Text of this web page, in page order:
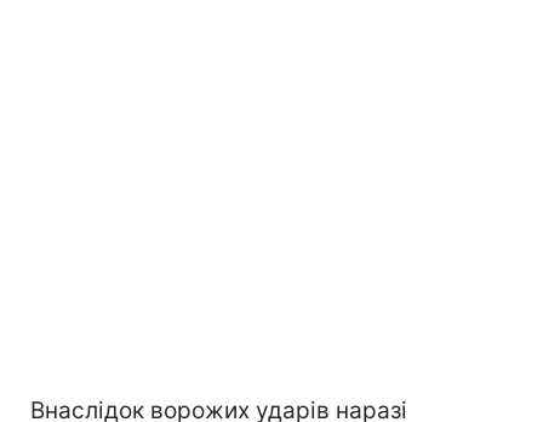
Внаслідок ворожих ударів наразі